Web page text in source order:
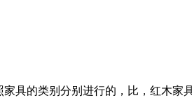
具的类别分别进行的，比，红木